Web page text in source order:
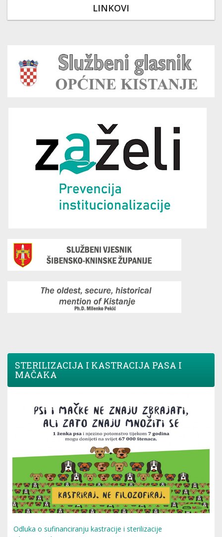
LINKOVI
STERILIZACIJA I KASTRACIJA PASA I
MAČAKA
Odluka o sufinanciranju kastracije i sterilizacije